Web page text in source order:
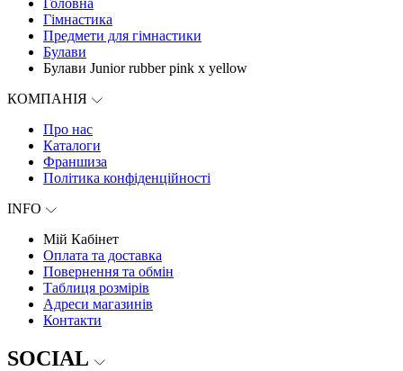
Гімнастика
Предмети для гімнастики
Булави
Булави Junior rubber pink x yellow
КОМПАНІЯ
Про нас
Каталоги
Франшиза
Політика конфіденційності
INFO
Мій Кабінет
Оплата та доставка
Повернення та обмін
Таблиця розмірів
Адреси магазинів
Контакти
SOCIAL